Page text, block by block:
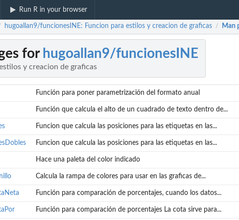
Run R in your browser
las...
en las...
hugoallan9/funcionesINE: Funcion para estilos y creacion de graficas / Man
for hugoallan9/funcionesINE
y creacion de graficas
Función para poner parametrización del formato anual
Función que calcula el alto de un cuadrado de texto dentro de...
Funcion que calcula las posiciones para las etiquetas en las...
Funcion que calcula las posiciones para las etiquetas en las...
Hace una paleta del color indicado
Calcula la rampa de colores para usar en las graficas de...
Función para comparación de porcentajes, cuando los datos...
Función para comparación de porcentajes La cota sirve para...